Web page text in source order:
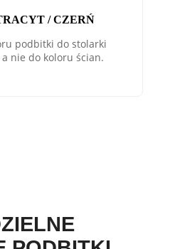
/ CZERŃ
podbitki do stolarki
nie do koloru ścian.